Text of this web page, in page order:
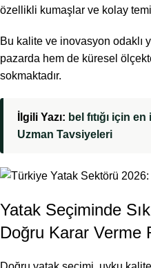
özellikli kumaşlar ve kolay
Bu kalite ve inovasyon odaklı
pazarda hem de küresel
sokmaktadır.
İlgili Yazı: bel fıtığı için
Uzman Tavsiyeleri
Yatak Seçiminde
Doğru Karar Verme